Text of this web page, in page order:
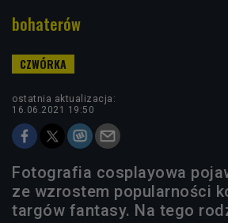
bohaterów
ostatnia aktualizacja:
16.06.2021 19:50
Fotografia cosplayowa
ze wzrostem popularności
targów fantasy. Na tego